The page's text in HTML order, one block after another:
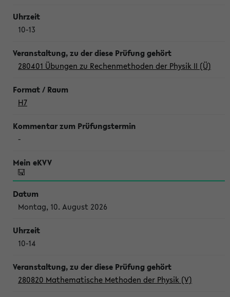
10-13
280401 Übungen zu Rechenmethoden der Physik II (Ü)
H7
-
Montag, 10. August 2026
10-14
280820 Mathematische Methoden der Physik (V)